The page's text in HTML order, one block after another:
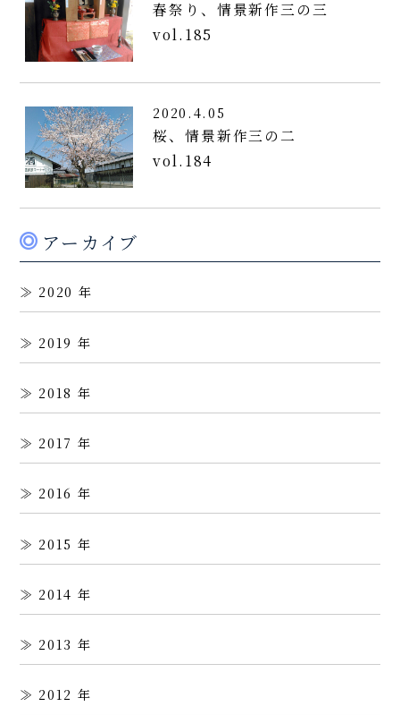
春祭り、情景新作三の三
vol.185
2020.4.05
桜、情景新作三の二
vol.184
アーカイブ
2020
2019
2018
2017
2016
2015
2014
2013
2012